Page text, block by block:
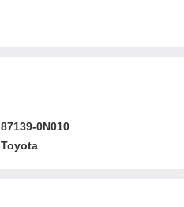
87139-0N010
Toyota